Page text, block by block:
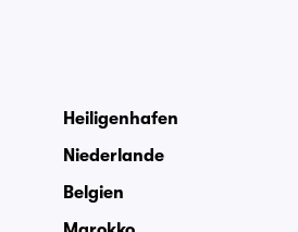
Heiligenhafen
Niederlande
Belgien